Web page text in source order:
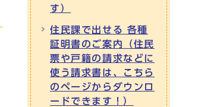
す）
住民課で出せる 各種
証明書のご案内（住民
票や戸籍の請求などに
使う請求書は、こちら
のページからダウンロ
ードできます！）